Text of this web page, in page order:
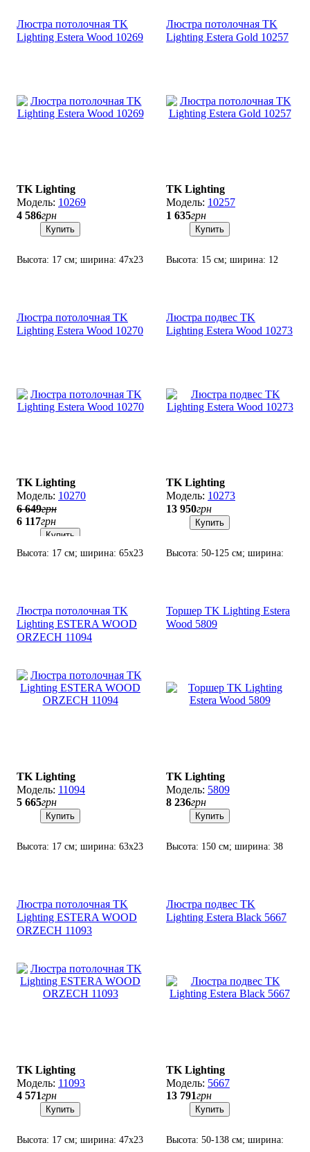
Люстра потолочная TK
Lighting Estera Wood 10269
TK Lighting
10269
4 586грн
Купить
Высота: 17 см; ширина: 47х23
Люстра потолочная TK
Lighting Estera Gold 10257
TK Lighting
10257
1 635грн
Купить
Высота: 15 см; ширина: 12
Люстра потолочная TK
Lighting Estera Wood 10270
TK Lighting
10270
6 649грн
6 117грн
Купить
Высота: 17 см; ширина: 65х23
Люстра подвес TK
Lighting Estera Wood 10273
TK Lighting
10273
13 950грн
Купить
Высота: 50-125 см; ширина:
Люстра потолочная TK
Lighting ESTERA WOOD
ORZECH 11094
TK Lighting
11094
5 665грн
Купить
Высота: 17 см; ширина: 63х23
Торшер TK Lighting Estera
Wood 5809
TK Lighting
5809
8 236грн
Купить
Высота: 150 см; ширина: 38
Люстра потолочная TK
Lighting ESTERA WOOD
ORZECH 11093
TK Lighting
11093
4 571грн
Купить
Высота: 17 см; ширина: 47х23
Люстра подвес TK
Lighting Estera Black 5667
TK Lighting
5667
13 791грн
Купить
Высота: 50-138 см; ширина: